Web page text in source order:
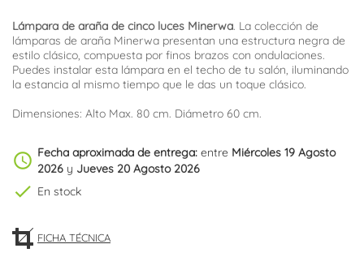
Lámpara de araña de cinco luces Minerwa. La colección de
lámparas de araña Minerwa presentan una estructura negra de
estilo clásico, compuesta por finos brazos con ondulaciones.
Puedes instalar esta lámpara en el techo de tu salón, iluminando
la estancia al mismo tiempo que le das un toque clásico.
Dimensiones: Alto Max. 80 cm. Diámetro 60 cm.
schedule Fecha aproximada de entrega: entre Miércoles 19 Agosto
2026 y Jueves 20 Agosto 2026
check En stock
FICHA TÉCNICA